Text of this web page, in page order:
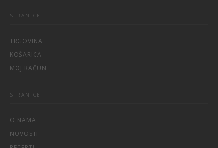
STRANICE
TRGOVINA
KOŠARICA
MOJ RAČUN
STRANICE
O NAMA
NOVOSTI